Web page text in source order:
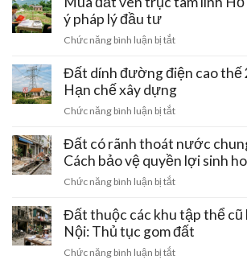
bán
rẻ:
Những
bẫy
mất
trắng
cọc
ý pháp lý đầu tư
Chức năng bình luận bị tắtở
đất
trục
tâm
Hồ
Tây
Lưu
ý
pháp
Đất dính đường điện cao thế
Hạn chế xây dựng
Chức năng bình luận bị tắtở
dính
đường
điện
cao
220kV
đi
Đất có rãnh thoát nước
Cách bảo vệ quyền lợi sinh
Chức năng bình luận bị tắtở
có
rãnh
nước
Đất thuộc các khu tập thể cũ
Nội: Thủ tục gom đất
Chức năng bình luận bị tắtở